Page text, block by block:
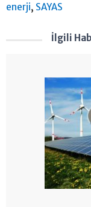
enerji, SAYAS
İlgili